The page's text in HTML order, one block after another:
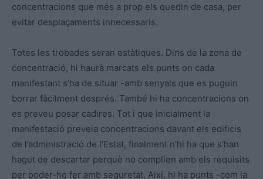
concentracions que més a prop els quedin de casa, per
evitar desplaçaments innecessaris.
Totes les trobades seran estàtiques. Dins de la zona de
concentració, hi haurà marcats els punts on cada
manifestant s’ha de situar -amb senyals que es puguin
borrar fàcilment després. També hi ha concentracions on
es preveu posar cadires. Tot i que inicialment la
manifestació preveia concentracions davant els edificis
de l’administració de l’Estat, finalment n’hi ha que s’han
hagut de descartar perquè no complien amb els requisits
per poder-ho fer amb seguretat. Així, hi ha punts -com la